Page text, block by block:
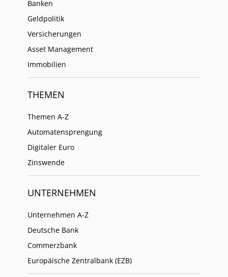
Banken
Geldpolitik
Versicherungen
Asset Management
Immobilien
THEMEN
Themen A-Z
Automatensprengung
Digitaler Euro
Zinswende
UNTERNEHMEN
Unternehmen A-Z
Deutsche Bank
Commerzbank
Europäische Zentralbank (EZB)